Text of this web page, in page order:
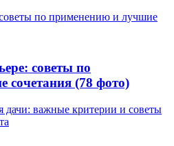
по применению и лучшие
советы по
(78 фото)
дачи: важные критерии и советы